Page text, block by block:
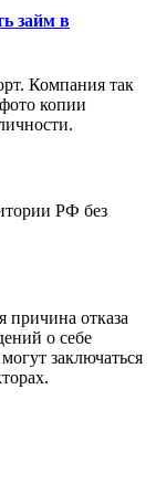
займ в
Компания так
копии
РФ без
причина отказа
о себе
заключаться